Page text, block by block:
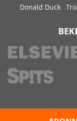
Donald Duck